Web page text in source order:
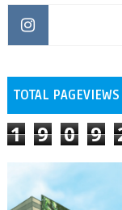
TOTAL PAGEVIEWS
1 9 0 9